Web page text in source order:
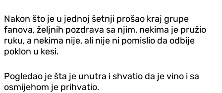
Nakon što je u jednoj šetnji prošao kraj grupe
fanova, željnih pozdrava sa njim, nekima je pružio
ruku, a nekima nije, ali nije ni pomislio da odbije
poklon u kesi.
Pogledao je šta je unutra i shvatio da je vino i sa
osmijehom je prihvatio.